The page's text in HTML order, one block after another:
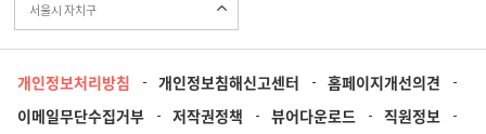
서울시 자치구
개인정보처리방침 개인정보침해신고센터
홈페이지개선의견
이메일무단수집거부
저작권정책 뷰어다운로드
직원정보